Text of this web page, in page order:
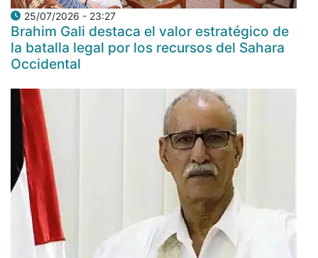
25/07/2026 - 23:27
Brahim Gali destaca el valor estratégico de
la batalla legal por los recursos del Sahara
Occidental